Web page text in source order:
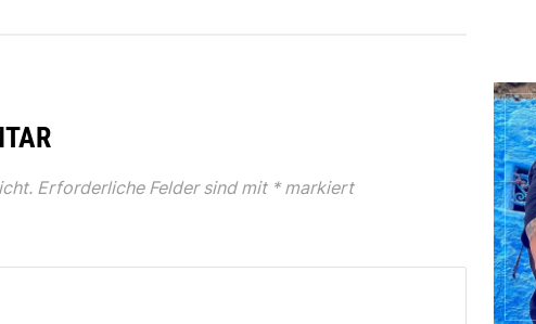
Erforderliche Felder sind mit *markiert